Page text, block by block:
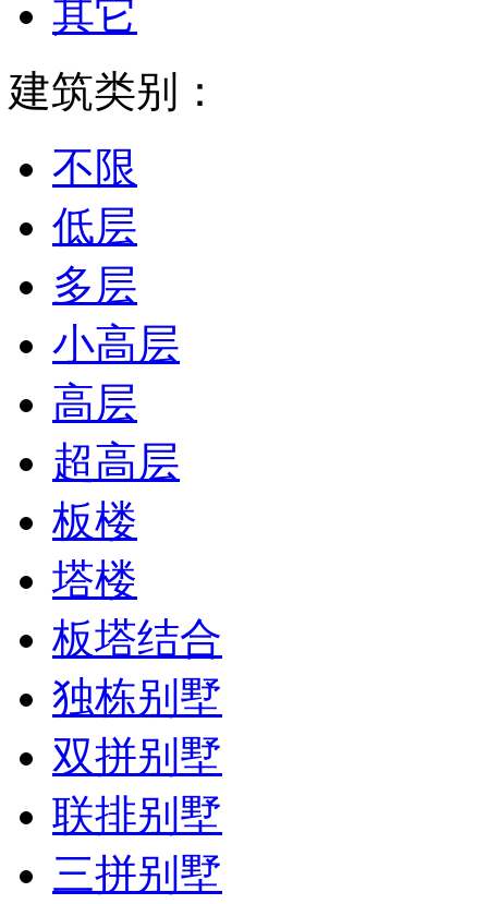
其它
建筑类别：
不限
低层
多层
小高层
高层
超高层
板楼
塔楼
板塔结合
独栋别墅
双拼别墅
联排别墅
三拼别墅